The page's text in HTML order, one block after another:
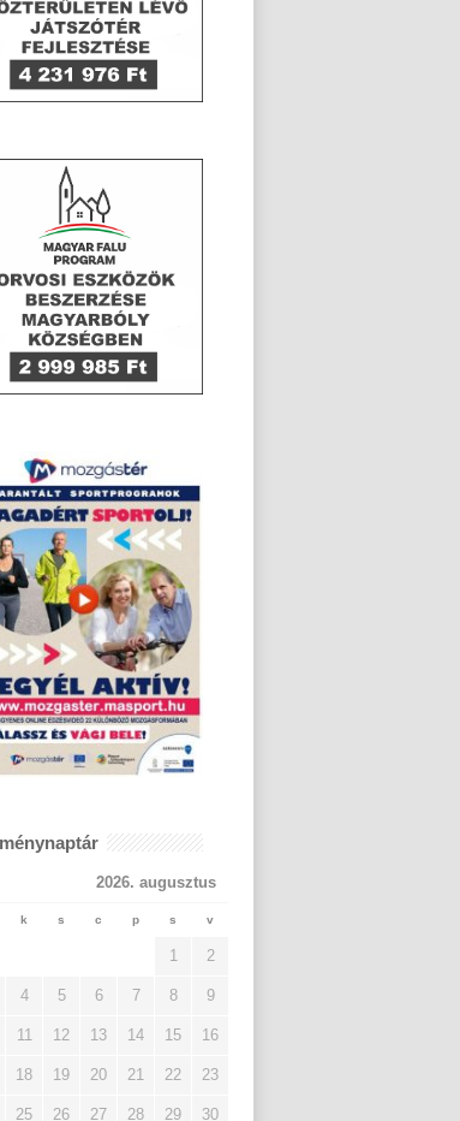
2026. augusztus
k s c p s v
1 2
4 5 6 7 8 9
11 12 13 14 15 16
18 19 20 21 22 23
25 26 27 28 29 30